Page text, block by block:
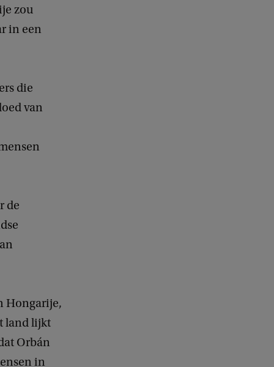
zou
in een
die
van
de
Hongarije,
land lijkt
Orbán
in